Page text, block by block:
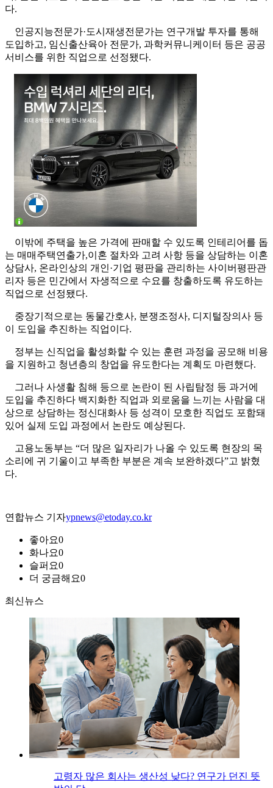
다.
인공지능전문가·도시재생전문가는 연구개발 투자를 통해
도입하고, 임신출산육아 전문가, 과학커뮤니케이터 등은 공공
서비스를 위한 직업으로 선정됐다.
이밖에 주택을 높은 가격에 판매할 수 있도록 인테리어를 돕
는 매매주택연출가,이혼 절차와 고려 사항 등을 상담하는 이혼
상담사, 온라인상의 개인·기업 평판을 관리하는 사이버평판관
리자 등은 민간에서 자생적으로 수요를 창출하도록 유도하는
직업으로 선정됐다.
중장기적으로는 동물간호사, 분쟁조정사, 디지털장의사 등
이 도입을 추진하는 직업이다.
정부는 신직업을 활성화할 수 있는 훈련 과정을 공모해 비용
을 지원하고 청년층의 창업을 유도한다는 계획도 마련했다.
그러나 사생활 침해 등으로 논란이 된 사립탐정 등 과거에
도입을 추진하다 백지화한 직업과 외로움을 느끼는 사람을 대
상으로 상담하는 정신대화사 등 성격이 모호한 직업도 포함돼
있어 실제 도입 과정에서 논란도 예상된다.
고용노동부는 “더 많은 일자리가 나올 수 있도록 현장의 목
소리에 귀 기울이고 부족한 부분은 계속 보완하겠다”고 밝혔
다.
연합뉴스 기자ypnews@etoday.co.kr
좋아요0
화나요0
슬퍼요0
더 궁금해요0
최신뉴스
고령자 많은 회사는 생산성 낮다? 연구가 던진 뜻